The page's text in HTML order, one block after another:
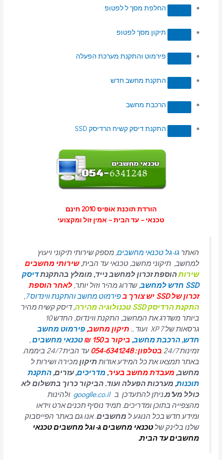
החלפת מסך ל לפטופ
תיקון מסך לפטופ
פירמוט והתקנת מערכת הפעלה
התקנת מחשב חדש
הרכבת מחשב
התקנת דיסק קשיח הרדיסק SSD
הורדת תוכנת אופיס 2010 חינם
טכנאי – עד הבית – אמין זול ומקצועי
האתרגו-גל טכנאי מחשבים, מספק שירותי תיקוני ויעוץ
למחשב, תיקוני מחשב, טכנאי עד הבית,שירותי מחשבים
שירותהוספת זכרון למחשב נייד, מומלץ בהתקנתדיסק
SSD חדש למחשב
, שדרוג מהיר וזול יותר, לאחר הוספת
זכרון של SSD יש צורך ב
פירמוט מחשב והתקנת ווינדוס 7 ,
התקנת הרדיסק SSD טכנולוגיה מהירה
, דיסק קשיח מהיר
ביותר משדרג את המחשב, התקנת ווינדוס, החדש 10
גרסאות של 7 XP ועוד ..
תיקון מחשב,פירמוט מחשב
חדש, הרכבת מחשב, ביקור ב 150 ₪ טכנאי מחשבים,
זמינות 24/7
בטלפון : 054-6341248
עד הבית 24/7 ביממה.
באתר תמצאו את כל המידע אודות תיקוןמכירה ושירות ל
מחשב, מעבדת מחשב בעיר, מדריכים, עזרים,התקנת
תוכנות, מערכות הפעלה ועוד. הביקור כרוך בתשלום לא
כולל מע"מ.ניתן להתעדכן בgooglle.co.il ולהינות
מהצפייה בתוכן ומדריכים. תמיד נוסיף תכנים ארט וידאו
ומידע חדש בכל הנוגע ל מחשבים. אנו גם באתר הפייסבוק
שלנו בלינק שלטכנאי מחשבים ג-וגל מחשבים טכנאי
מחשבים עד הבית.